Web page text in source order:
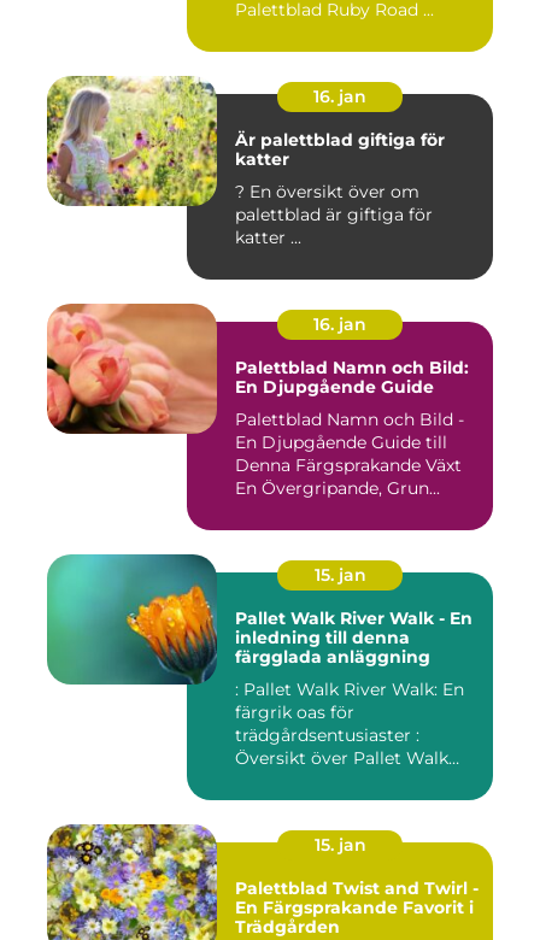
Palettblad Ruby Road ...
16. jan
Är palettblad giftiga för
katter
? En översikt över om
palettblad är giftiga för
katter ...
16. jan
Palettblad Namn och Bild:
En Djupgående Guide
Palettblad Namn och Bild -
En Djupgående Guide till
Denna Färgsprakande Växt
En Övergripande, Grun...
15. jan
Pallet Walk River Walk - En
inledning till denna
färgglada anläggning
: Pallet Walk River Walk: En
färgrik oas för
trädgårdsentusiaster :
Översikt över Pallet Walk
15. jan
Palettblad Twist and Twirl -
En Färgsprakande Favorit i
Trädgården